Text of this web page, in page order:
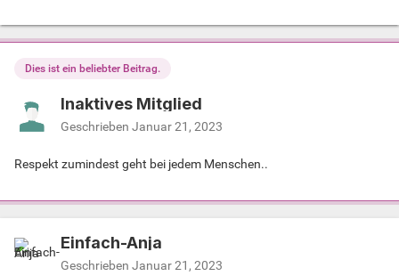
Dies ist ein beliebter Beitrag.
Inaktives Mitglied
Geschrieben Januar 21, 2023
Respekt zumindest geht bei jedem Menschen..
Einfach-Anja
Geschrieben Januar 21, 2023